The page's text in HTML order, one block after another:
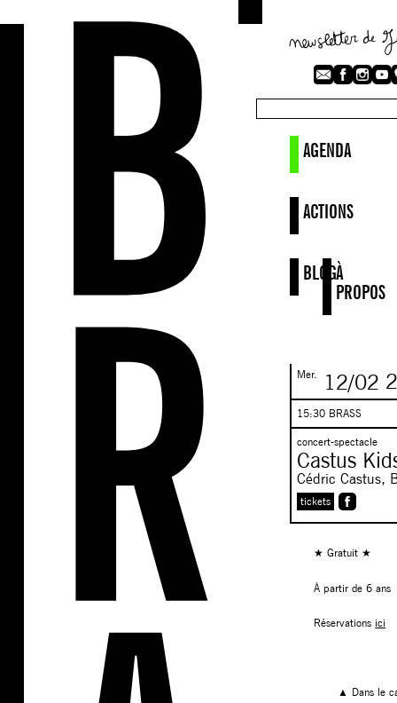
AGENDA
ACTIONS
BLOGÀ
PROPOS
Mer. 12/02
15:30 BRASS
concert-spectacle
Castus
Cédric Castus,
tickets
★ Gratuit ★
À partir de 6 ans
Réservations ici
▲ Dans le